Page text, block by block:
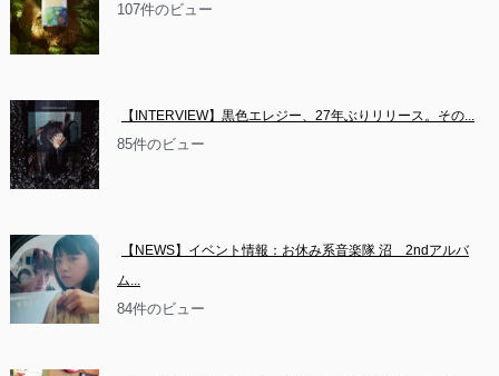
107件のビュー
【INTERVIEW】黒色エレジー、27年ぶりリリース。その...
85件のビュー
【NEWS】イベント情報：お休み系音楽隊 沼　2ndアルバ
ム...
84件のビュー